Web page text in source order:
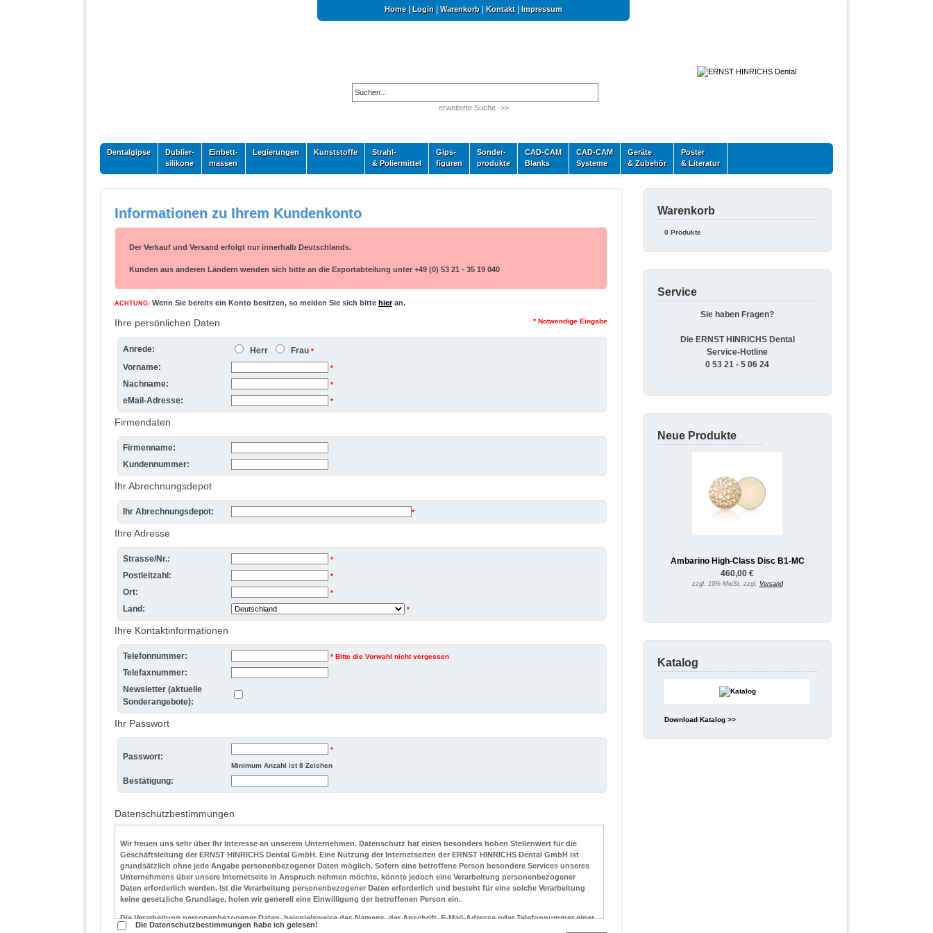
Home| Login Warenkorb| Kontakt| Impressum
erweiterte Suche ->>
Dentalgipse
Dublier-
silikone
Einbett-
massen
Legierungen Kunststoffe
Strahl-
& Poliermittel
Gips-
figuren
Sonder-
produkte
CAD-CAM
Blanks
CAD-CAM
Systeme
Geräte
& Zubehör
Poster
& Literatur
Informationen zu Ihrem Kundenkonto
Der Verkauf und Versand erfolgt nur innerhalb Deutschlands.
Kunden aus anderen Ländern wenden sich bitte an die Exportabteilung unter +49 (0) 53 21 - 35 19 040
ACHTUNG: Wenn Sie bereits ein Konto besitzen, so melden Sie sich bitte hieran.
* Notwendige Eingabe
Ihre persönlichen Daten
Anrede: Herr Frau *
Vorname: *
Nachname: *
eMail-Adresse: *
Firmendaten
Firmenname:
Kundennummer:
Ihr Abrechnungsdepot
Ihr Abrechnungsdepot: *
Ihre Adresse
Strasse/Nr.: *
Postleitzahl: *
Ort: *
Land: *
Ihre Kontaktinformationen
Telefonnummer: * Bitte die Vorwahl nicht vergessen
Telefaxnummer:
Newsletter (aktuelle
Sonderangebote):
Ihr Passwort
Passwort:
*
Minimum Anzahl ist 8 Zeichen
Bestätigung:
Datenschutzbestimmungen
Wir freuen uns sehr über Ihr Interesse an unserem Unternehmen. Datenschutz hat einen besonders hohen Stellenwert für die
Geschäftsleitung der ERNST HINRICHS Dental GmbH. Eine Nutzung der Internetseiten der ERNST HINRICHS Dental GmbH ist
grundsätzlich ohne jede Angabe personenbezogener Daten möglich. Sofern eine betroffene Person besondere Services unseres
Unternehmens über unsere Internetseite in Anspruch nehmen möchte, könnte jedoch eine Verarbeitung personenbezogener
Daten erforderlich werden. Ist die Verarbeitung personenbezogener Daten erforderlich und besteht für eine solche Verarbeitung
keine gesetzliche Grundlage, holen wir generell eine Einwilligung der betroffenen Person ein.
Die Verarbeitung personenbezogener Daten, beispielsweise des Namens, der Anschrift, E-Mail-Adresse oder Telefonnummer einer
betroffenen Person, erfolgt stets im Einklang mit der Datenschutz-Grundverordnung und in Übereinstimmung mit den für die
Die Datenschutzbestimmungen habe ich gelesen!
Warenkorb
0 Produkte
Service
Sie haben Fragen?
Die ERNST HINRICHS Dental
Service-Hotline
0 53 21 - 5 06 24
Neue Produkte
Ambarino High-Class Disc B1-MC
460,00 €
zzgl. 19% MwSt. zzgl. Versand
Katalog
Download Katalog >>